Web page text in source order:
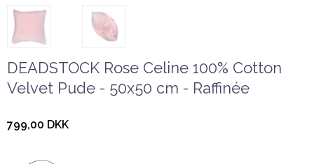
DEADSTOCK Rose Celine 100% Cotton
Velvet Pude - 50x50 cm - Raffinée
799,00 DKK